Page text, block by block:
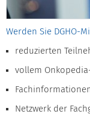
Werden Sie DGHO-
reduzierten
vollem
Netzwerk der